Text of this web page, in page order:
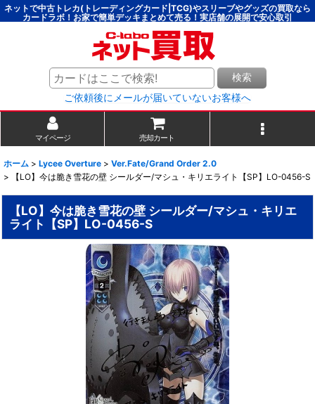
ネットで中古トレカ(トレーディングカード|TCG)やスリーブやグッズの買取なら
カードラボ！お家で簡単デッキまとめて売る！実店舗の展開で安心取引
検索
ご依頼後にメールが届いていないお客様へ
マイページ 売却カート
ホーム > Lycee Overture > Ver.Fate/Grand Order 2.0
>
【LO】今は脆き雪花の壁 シールダー/マシュ・キリエライト【SP】LO-0456-S
【LO】今は脆き雪花の壁 シールダー/マシュ・キリエ
ライト【SP】LO-0456-S